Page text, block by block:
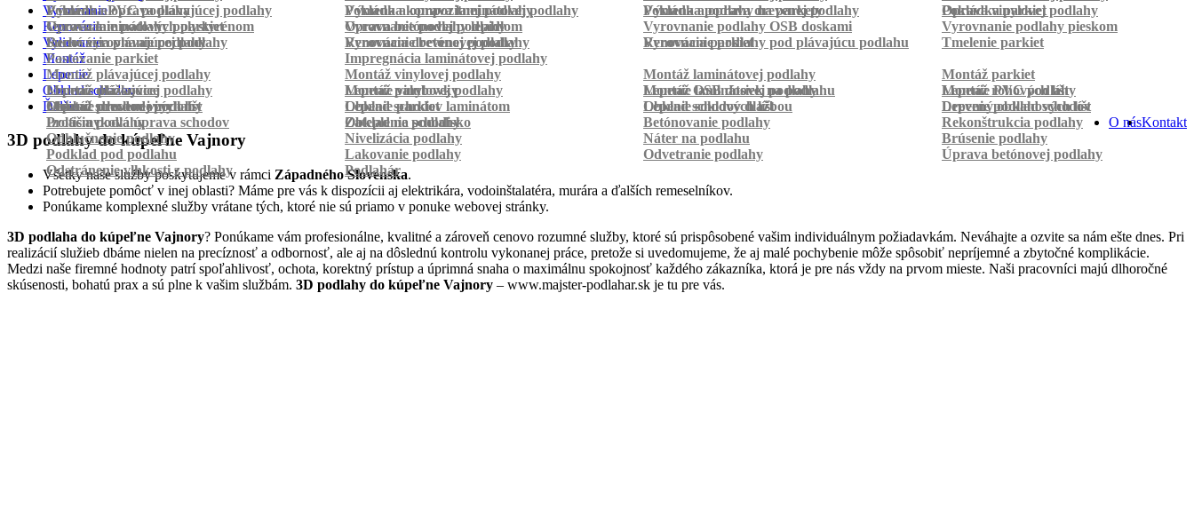
Pokládka PVC podlahy
Pokládka kompozitnej podlahy Pokládka podlahy na parkety Pokládka parkiet
Výmena a oprava plávajúcej podlahy
Výmena a oprava laminátovej podlahy Výmena a oprava drevenej podlahy
Oprava vinylovej podlahy
Oprava laminátových parkiet
Oprava betónovej podlahy
Vyrovnanie
Vyrovnanie podlahy polystyrénom
Vyrovnanie podlahy lepidlom Vyrovnanie podlahy OSB doskami
Vyrovnanie podlahy pieskom
Suché vyrovnanie podlahy
Vyrovnanie betónovej podlahy Vyrovnanie podlahy pod plávajúcu podlahu
Renovácia
Renovácia plávajúcej podlahy
Renovácia drevenej podlahy Renovácia parkiet
Tmelenie parkiet
Pastovanie parkiet
Impregnácia laminátovej podlahy
Vylievanie
Montáž
Montáž plávajúcej podlahy
Montáž vinylovej podlahy Montáž laminátovej podlahy
Montáž parkiet
Montáž dlážkovice
Montáž palubovky Montáž OSB dosiek na podlahu
Montáž rohových líšt
Montáž prechodových líšt
Lepenie
Lepenie plávajúcej podlahy
Lepenie vinylovej podlahy Lepenie laminátovej podlahy
Lepenie PVC podlahy
Lepenie drevenej podlahy
Lepenie parkiet Lepenie soklových líšt Lepenie podlahových líšt
Obklad schodov
Obklad schodov vinylom
Obklad schodov laminátom Obklad schodov dlažbou
Drevený obklad schodov
Protišmyková úprava schodov
Obklad na schodisko
Ďalšie
Izolácia podlahy
Zateplenie podlahy Betónovanie podlahy
Rekonštrukcia podlahy
Odhlučnenie podlahy
Nivelizácia podlahy Náter na podlahu
Brúsenie podlahy
Podklad pod podlahu
Lakovanie podlahy Odvetranie podlahy
Úprava betónovej podlahy
Odstránenie vlhkosti z podlahy
Podlahár
Kontakt
O nás
3D podlahy do kúpeľne Vajnory
Všetky naše služby poskytujeme v rámci Západného Slovenska.
Potrebujete pomôcť v inej oblasti? Máme pre vás k dispozícii aj elektrikára, vodoinštalatéra, murára a ďalších remeselníkov.
Ponúkame komplexné služby vrátane tých, ktoré nie sú priamo v ponuke webovej stránky.
3D podlaha do kúpeľne Vajnory? Ponúkame vám profesionálne, kvalitné a zároveň cenovo rozumné služby, ktoré sú prispôsobené vašim individuálnym požiadavkám. Neváhajte a ozvite sa nám ešte dnes. Pri
realizácií služieb dbáme nielen na precíznosť a odbornosť, ale aj na dôslednú kontrolu vykonanej práce, pretože si uvedomujeme, že aj malé pochybenie môže spôsobiť nepríjemné a zbytočné komplikácie.
Medzi naše firemné hodnoty patrí spoľahlivosť, ochota, korektný prístup a úprimná snaha o maximálnu spokojnosť každého zákazníka, ktorá je pre nás vždy na prvom mieste. Naši pracovníci majú dlhoročné
skúsenosti, bohatú prax a sú plne k vašim službám. 3D podlahy do kúpeľne Vajnory – www.majster-podlahar.sk je tu pre vás.